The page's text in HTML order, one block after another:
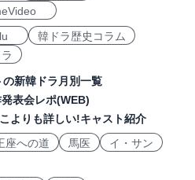
韓ドラ歴史コラム
の新韓ドラ月別一覧
表会レポ(WEB)
よりも詳しい!キャスト紹介
座への道 馬医
イ・サン